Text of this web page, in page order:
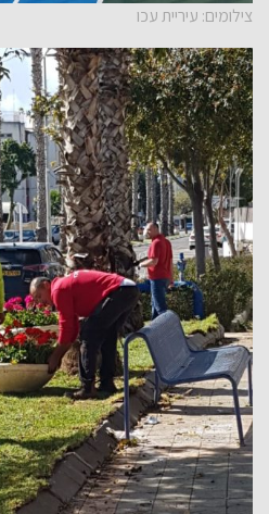
צילומים: עיריית עכו